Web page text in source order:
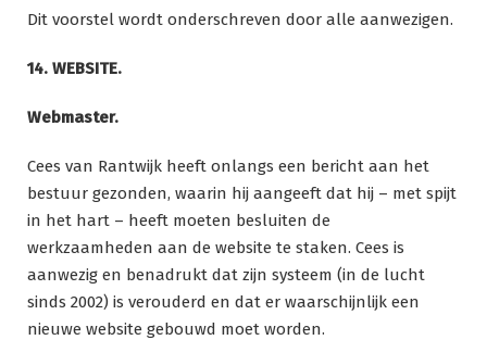
Dit voorstel wordt onderschreven door alle aanwezigen.
14. WEBSITE.
Webmaster.
Cees van Rantwijk heeft onlangs een bericht aan het
bestuur gezonden, waarin hij aangeeft dat hij – met spijt
in het hart – heeft moeten besluiten de
werkzaamheden aan de website te staken. Cees is
aanwezig en benadrukt dat zijn systeem (in de lucht
sinds 2002) is verouderd en dat er waarschijnlijk een
nieuwe website gebouwd moet worden.